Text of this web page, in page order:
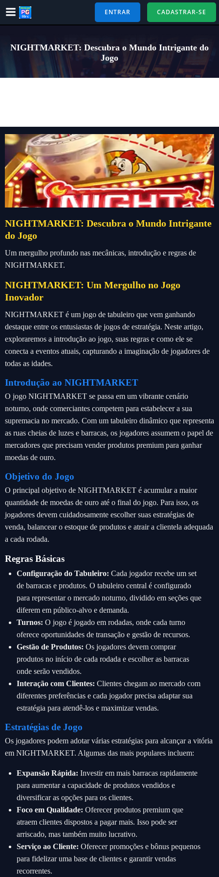
Pular
para
ENTRAR CADASTRAR-SE
NIGHTMARKET: Descubra o Mundo Intrigante do
Jogo
NIGHTMARKET: Descubra o Mundo Intrigante
do Jogo
Um mergulho profundo nas mecânicas, introdução e regras de
NIGHTMARKET.
NIGHTMARKET: Um Mergulho no Jogo
Inovador
NIGHTMARKET é um jogo de tabuleiro que vem ganhando
destaque entre os entusiastas de jogos de estratégia. Neste artigo,
exploraremos a introdução ao jogo, suas regras e como ele se
conecta a eventos atuais, capturando a imaginação de jogadores de
todas as idades.
Introdução ao NIGHTMARKET
O jogo NIGHTMARKET se passa em um vibrante cenário
noturno, onde comerciantes competem para estabelecer a sua
supremacia no mercado. Com um tabuleiro dinâmico que representa
as ruas cheias de luzes e barracas, os jogadores assumem o papel de
mercadores que precisam vender produtos premium para ganhar
moedas de ouro.
Objetivo do Jogo
O principal objetivo de NIGHTMARKET é acumular a maior
quantidade de moedas de ouro até o final do jogo. Para isso, os
jogadores devem cuidadosamente escolher suas estratégias de
venda, balancear o estoque de produtos e atrair a clientela adequada
a cada rodada.
Regras Básicas
Configuração do Tabuleiro: Cada jogador recebe um set
de barracas e produtos. O tabuleiro central é configurado
para representar o mercado noturno, dividido em seções que
diferem em público-alvo e demanda.
Turnos: O jogo é jogado em rodadas, onde cada turno
oferece oportunidades de transação e gestão de recursos.
Gestão de Produtos: Os jogadores devem comprar
produtos no início de cada rodada e escolher as barracas
onde serão vendidos.
Interação com Clientes: Clientes chegam ao mercado com
diferentes preferências e cada jogador precisa adaptar sua
estratégia para atendê-los e maximizar vendas.
Estratégias de Jogo
Os jogadores podem adotar várias estratégias para alcançar a vitória
em NIGHTMARKET. Algumas das mais populares incluem:
Expansão Rápida: Investir em mais barracas rapidamente
para aumentar a capacidade de produtos vendidos e
diversificar as opções para os clientes.
Foco em Qualidade: Oferecer produtos premium que
atraem clientes dispostos a pagar mais. Isso pode ser
arriscado, mas também muito lucrativo.
Serviço ao Cliente: Oferecer promoções e bônus pequenos
para fidelizar uma base de clientes e garantir vendas
recorrentes.